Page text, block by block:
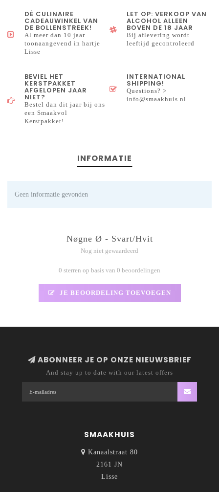
DÉ CULINAIRE
CADEAUWINKEL VAN
DE BOLLENSTREEK!
Al meer dan 10 jaar
toonaangevend in hartje
Lisse
LET OP: VERKOOP VAN
ALCOHOL ALLEEN
BOVEN DE 18 JAAR
Bij aflevering wordt
leeftijd gecontroleerd
BEVIEL HET
KERSTPAKKET
AFGELOPEN JAAR
NIET?
Bestel dan dit jaar bij ons
een Smaakvol
Kerstpakket!
INTERNATIONAL
SHIPPING!
Questions? >
info@smaakhuis.nl
INFORMATIE
Geen informatie gevonden
Nøgne Ø - Svart/Hvit
Nog niet gewaardeerd
0 sterren op basis van 0 beoordelingen
JE BEOORDELING TOEVOEGEN
ABONNEER JE OP ONZE NIEUWSBRIEF
And stay up to date with our latest offers
SMAAKHUIS
Kanaalstraat 80
2161 JN
Lisse